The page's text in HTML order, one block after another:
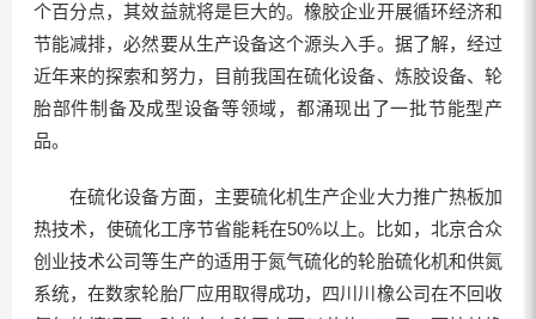
个百分点，其效益就将是巨大的。橡胶企业开展循环经济和
节能减排，必然要从生产设备这个源头入手。据了解，经过
近年来的探索和努力，目前我国在硫化设备、炼胶设备、轮
胎部件制备及成型设备等领域，都涌现出了一批节能型产
品。
在硫化设备方面，主要硫化机生产企业大力推广热板加
热技术，使硫化工序节省能耗在50%以上。比如，北京合众
创业技术公司等生产的适用于氮气硫化的轮胎硫化机和供氮
系统，在数家轮胎厂应用取得成功，四川川橡公司在不回收